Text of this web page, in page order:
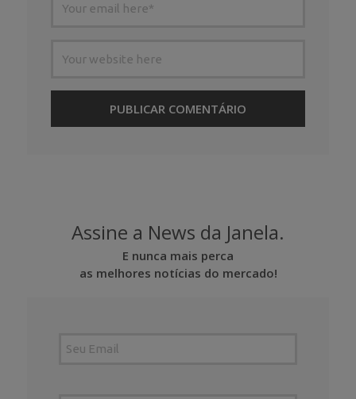
Assine a News da Janela.
E nunca mais perca
as melhores notícias do mercado!